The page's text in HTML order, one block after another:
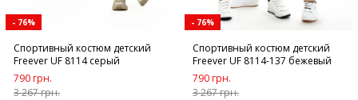
- 76%
Спортивный костюм детский
Freever UF 8114 серый
790 грн.
3 267 грн.
- 76%
Спортивный костюм детский
Freever UF 8114-137 бежевый
790 грн.
3 267 грн.